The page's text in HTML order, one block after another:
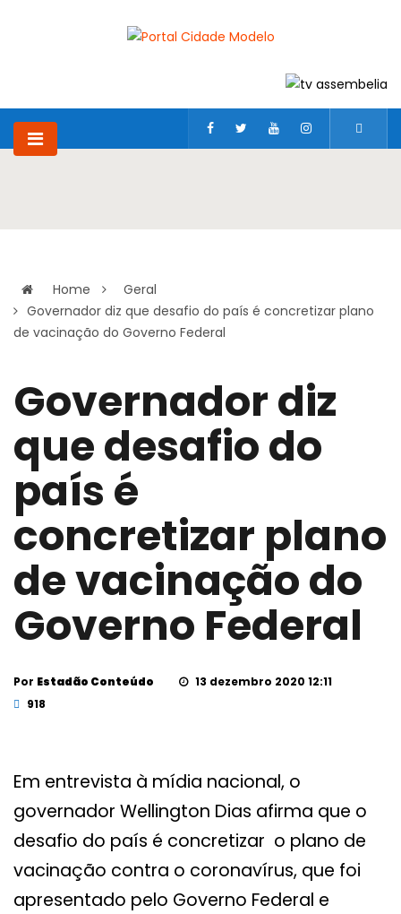
Home
Geral
Governador diz que desafio do país é concretizar plano
de vacinação do Governo Federal
Governador diz
que desafio do
país é
concretizar plano
de vacinação do
Governo Federal
Por Estadão Conteúdo
13 dezembro 2020 12:11
918
Em entrevista à mídia nacional, o
governador Wellington Dias afirma que o
desafio do país é concretizar o plano de
vacinação contra o coronavírus, que foi
apresentado pelo Governo Federal e